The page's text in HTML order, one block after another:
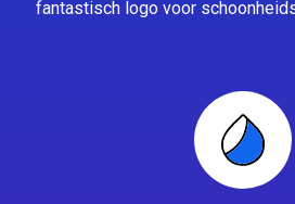
fantastisch logo voor